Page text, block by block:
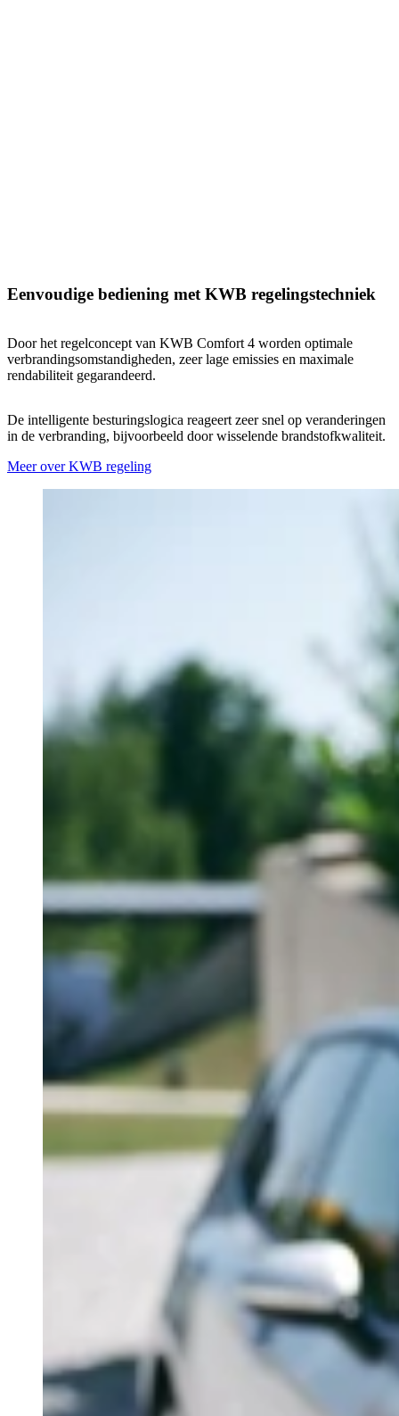
Eenvoudige bediening met KWB regelingstechniek
Door het regelconcept van KWB Comfort 4 worden optimale
verbrandingsomstandigheden, zeer lage emissies en maximale
rendabiliteit gegarandeerd.
De intelligente besturingslogica reageert zeer snel op veranderingen
in de verbranding, bijvoorbeeld door wisselende brandstofkwaliteit.
Meer over KWB regeling